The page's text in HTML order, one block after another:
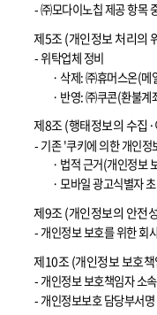
-㈜모다이노칩 제공 항목
제5조(개인정보 처리의
-위탁업체 정비
· 삭제:㈜휴머스온(메
· 반영:㈜쿠콘(환불계
제8조(행태정보의 수집 ·
- 기존'쿠키에 의한 개인정
· 법적 근거(개인정보
·모바일 광고식별자
제9조 (개인정보의 안전
- 개인정보 보호를 위한 회
제10조 (개인정보 보호
- 개인정보 보호책임자 소
- 개인정보보호 담당부서명